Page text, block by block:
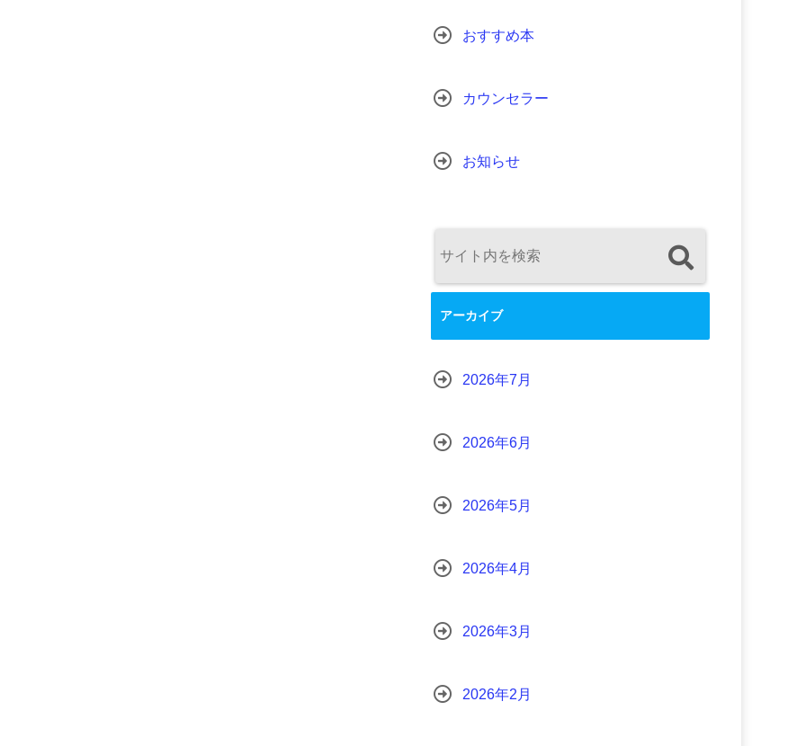
おすすめ本
カウンセラー
お知らせ
アーカイブ
2026年7月
2026年6月
2026年5月
2026年4月
2026年3月
2026年2月